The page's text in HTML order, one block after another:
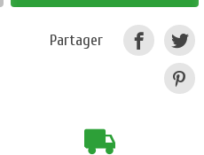
Partager